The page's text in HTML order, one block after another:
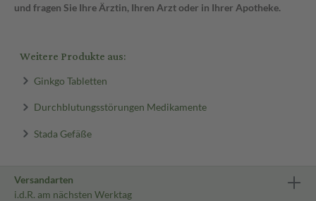
und fragen Sie Ihre Ärztin, Ihren Arzt oder in Ihrer Apotheke.
Weitere Produkte aus:
Ginkgo Tabletten
Durchblutungsstörungen Medikamente
Stada Gefäße
Versandarten
i.d.R. am nächsten Werktag